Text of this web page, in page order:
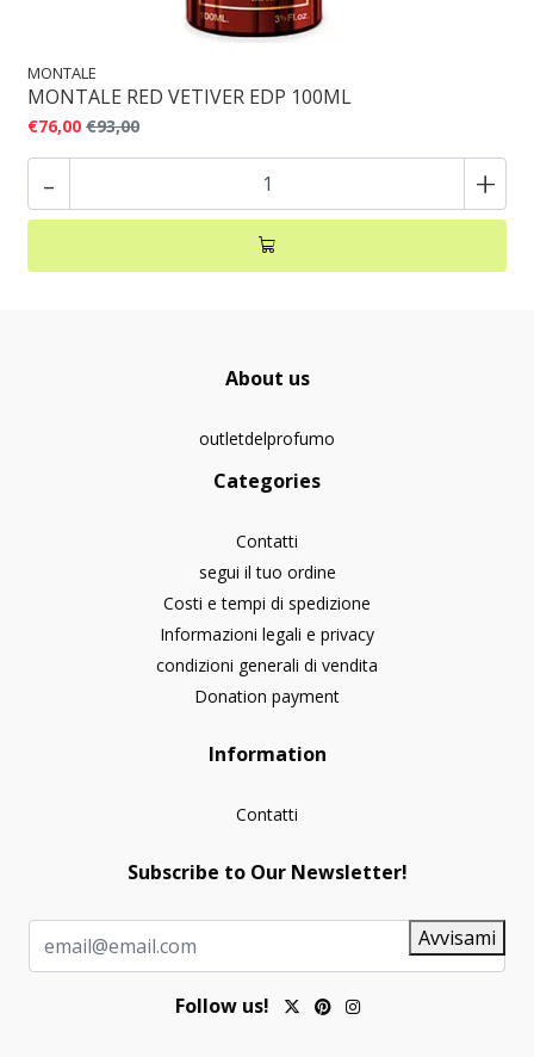
MONTALE
MONTALE RED VETIVER EDP 100ML
€76,00 €93,00
- +
About us
outletdelprofumo
Categories
Contatti
segui il tuo ordine
Costi e tempi di spedizione
Informazioni legali e privacy
condizioni generali di vendita
Donation payment
Information
Contatti
Subscribe to Our Newsletter!
Avvisami
Follow us!